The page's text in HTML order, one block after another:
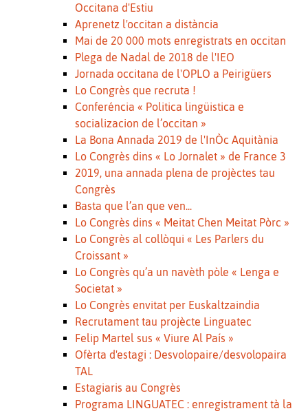
Occitana d'Estiu
Aprenetz l'occitan a distància
Mai de 20 000 mots enregistrats en occitan
Plega de Nadal de 2018 de l'IEO
Jornada occitana de l'OPLO a Peirigüers
Lo Congrès que recruta !
Conferéncia « Politica lingüistica e
socializacion de l’occitan »
La Bona Annada 2019 de l'InÒc Aquitània
Lo Congrès dins « Lo Jornalet » de France 3
2019, una annada plena de projèctes tau
Congrès
Basta que l’an que ven...
Lo Congrès dins « Meitat Chen Meitat Pòrc »
Lo Congrès al collòqui « Les Parlers du
Croissant »
Lo Congrès qu’a un navèth pòle « Lenga e
Societat »
Lo Congrès envitat per Euskaltzaindia
Recrutament tau projècte Linguatec
Felip Martel sus « Viure Al País »
Ofèrta d'estagi : Desvolopaire/desvolopaira
TAL
Estagiaris au Congrès
Programa LINGUATEC : enregistrament tà la